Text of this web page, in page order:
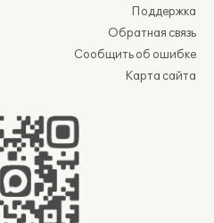
Поддержка
Обратная связь
Сообщить об ошибке
Карта сайта